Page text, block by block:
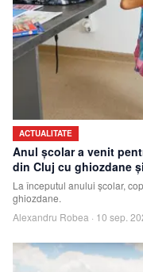
Contact
ACTUALITATE
Anul școlar a venit
din Cluj cu ghiozdane
La începutul anului școlar,
ghiozdane.
Alexandru Robea · 10 sep.